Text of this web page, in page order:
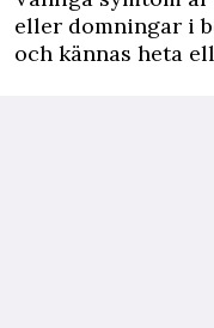
eller domningar i
och kännas heta